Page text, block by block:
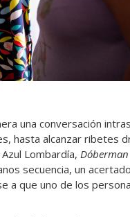
una conversación
hasta alcanzar ribetes
Lombardía, Dóberman
secuencia, un
a que uno de los